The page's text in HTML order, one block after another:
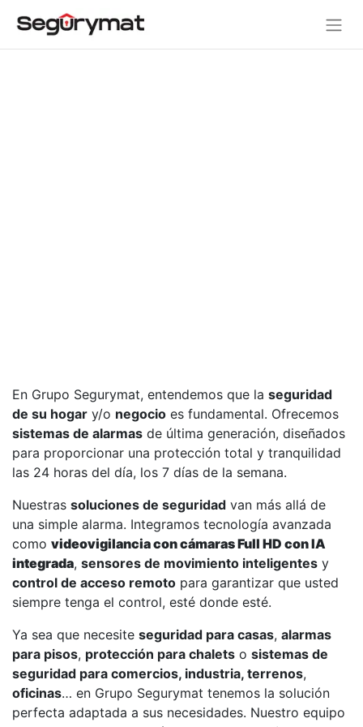
En Grupo Segurymat, entendemos que la seguridad
de su hogar y/o negocio es fundamental. Ofrecemos
sistemas de alarmas de última generación, diseñados
para proporcionar una protección total y tranquilidad
las 24 horas del día, los 7 días de la semana.
Nuestras soluciones de seguridad van más allá de
una simple alarma. Integramos tecnología avanzada
como videovigilancia con cámaras Full HD con IA
integrada, sensores de movimiento inteligentes y
control de acceso remoto para garantizar que usted
siempre tenga el control, esté donde esté.
Ya sea que necesite seguridad para casas, alarmas
para pisos, protección para chalets o sistemas de
seguridad para comercios, industria, terrenos,
oficinas… en Grupo Segurymat tenemos la solución
perfecta adaptada a sus necesidades. Nuestro equipo